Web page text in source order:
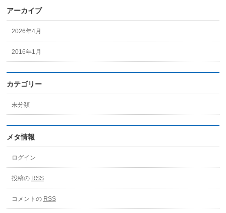
アーカイブ
2026年4月
2016年1月
カテゴリー
未分類
メタ情報
ログイン
投稿の RSS
コメントの RSS